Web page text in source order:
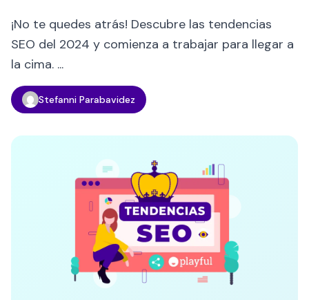
¡No te quedes atrás! Descubre las tendencias
SEO del 2024 y comienza a trabajar para llegar a
la cima. ...
Stefanni Parabavidez